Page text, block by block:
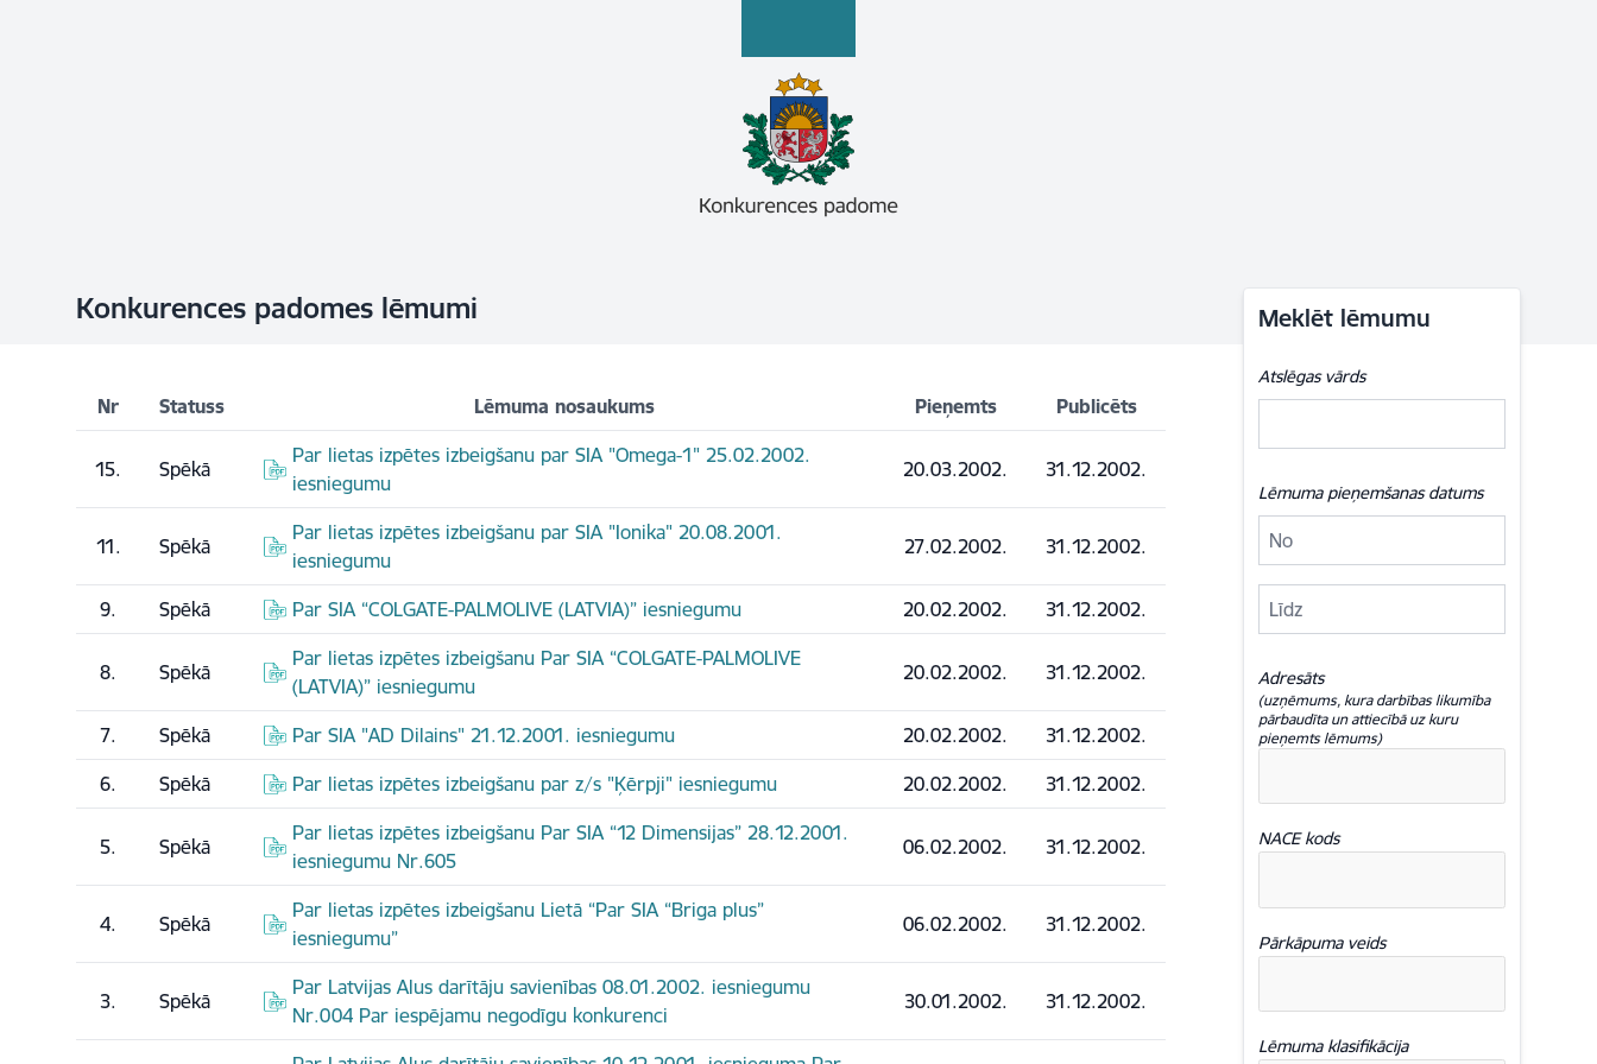
Konkurences padomes lēmumi
Nr Statuss Lēmuma nosaukums Pieņemts Publicēts
15. Spēkā
Par lietas izpētes izbeigšanu par SIA "Omega-1" 25.02.2002.
iesniegumu
20.03.2002. 31.12.2002.
11. Spēkā
Par lietas izpētes izbeigšanu par SIA "Ionika" 20.08.2001.
iesniegumu
27.02.2002. 31.12.2002.
9. Spēkā Par SIA “COLGATE-PALMOLIVE (LATVIA)” iesniegumu 20.02.2002. 31.12.2002.
8. Spēkā
Par lietas izpētes izbeigšanu Par SIA “COLGATE-PALMOLIVE
(LATVIA)” iesniegumu
20.02.2002. 31.12.2002.
7. Spēkā Par SIA "AD Dilains" 21.12.2001. iesniegumu 20.02.2002. 31.12.2002.
6. Spēkā Par lietas izpētes izbeigšanu par z/s "Ķērpji" iesniegumu 20.02.2002. 31.12.2002.
5. Spēkā
Par lietas izpētes izbeigšanu Par SIA “12 Dimensijas” 28.12.2001.
iesniegumu Nr.605
06.02.2002. 31.12.2002.
4. Spēkā
Par lietas izpētes izbeigšanu Lietā “Par SIA “Briga plus”
iesniegumu”
06.02.2002. 31.12.2002.
3. Spēkā
Par Latvijas Alus darītāju savienības 08.01.2002. iesniegumu
Nr.004 Par iespējamu negodīgu konkurenci
30.01.2002. 31.12.2002.
Meklēt lēmumu
Atslēgas vārds
Lēmuma pieņemšanas datums
Adresāts
(uzņēmums, kura darbības likumība
pārbaudīta un attiecībā uz kuru
pieņemts lēmums)
NACE kods
Pārkāpuma veids
Lēmuma klasifikācija